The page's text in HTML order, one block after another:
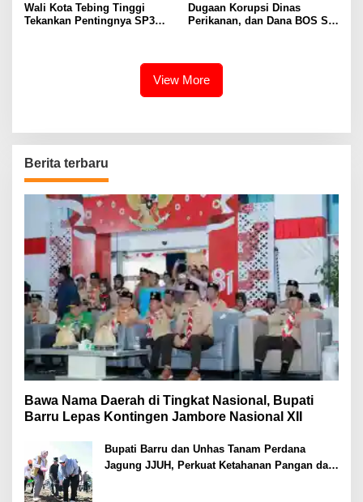
Wali Kota Tebing Tinggi
Tekankan Pentingnya SP3
Dugaan Korupsi Dinas
Perikanan, dan Dana BOS SD
View More
Berita terbaru
Bawa Nama Daerah di Tingkat Nasional, Bupati
Barru Lepas Kontingen Jambore Nasional XII
Bupati Barru dan Unhas Tanam Perdana
Jagung JJUH, Perkuat Ketahanan Pangan dan